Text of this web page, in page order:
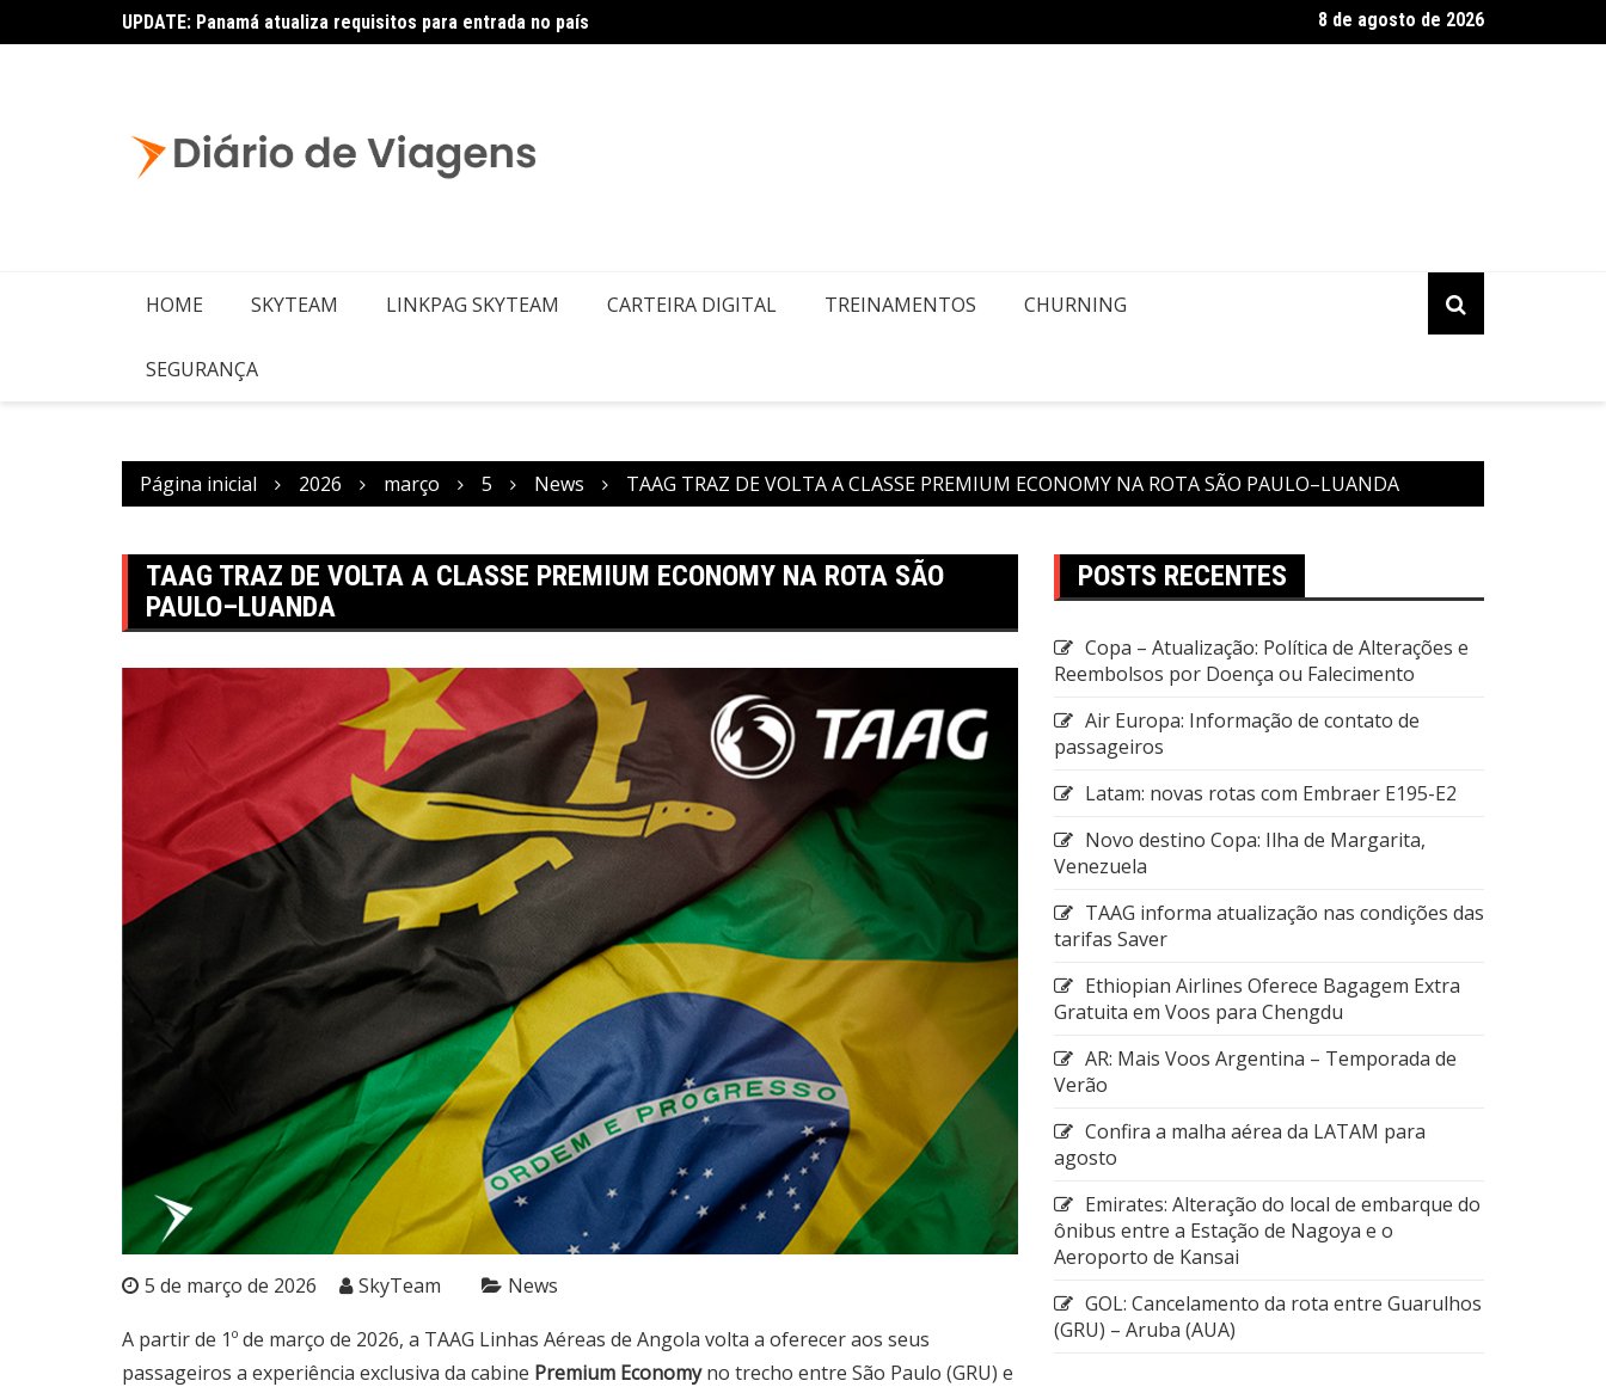
Copa – Atualização: Política de Alterações e Reembolsos por Doença ou Falecimento
Air Europa: Informação de contato de passageiros
8 de agosto de 2026
HOME SKYTEAM LINKPAG SKYTEAM CARTEIRA DIGITAL TREINAMENTOS CHURNING
SEGURANÇA
Página inicial 2026 março 5 News TAAG TRAZ DE VOLTA A CLASSE PREMIUM ECONOMY NA ROTA SÃO PAULO–LUANDA
TAAG TRAZ DE VOLTA A CLASSE PREMIUM ECONOMY NA ROTA SÃO
PAULO–LUANDA
5 de março de 2026 SkyTeam News
A partir de 1º de março de 2026, a TAAG Linhas Aéreas de Angola volta a oferecer aos seus
passageiros a experiência exclusiva da cabine Premium Economyno trecho entre São Paulo (GRU) e
POSTS RECENTES
Copa – Atualização: Política de Alterações e
Reembolsos por Doença ou Falecimento
Air Europa: Informação de contato de
passageiros
Latam: novas rotas com Embraer E195-E2
Novo destino Copa: Ilha de Margarita,
Venezuela
TAAG informa atualização nas condições das
tarifas Saver
Ethiopian Airlines Oferece Bagagem Extra
Gratuita em Voos para Chengdu
AR: Mais Voos Argentina – Temporada de
Verão
Confira a malha aérea da LATAM para
agosto
Emirates: Alteração do local de embarque do
ônibus entre a Estação de Nagoya e o
Aeroporto de Kansai
GOL: Cancelamento da rota entre Guarulhos
(GRU) – Aruba (AUA)